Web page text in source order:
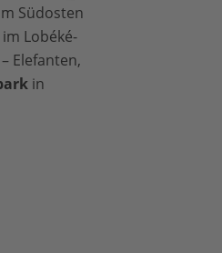
Südosten
Lobéké-
Elefanten,
in